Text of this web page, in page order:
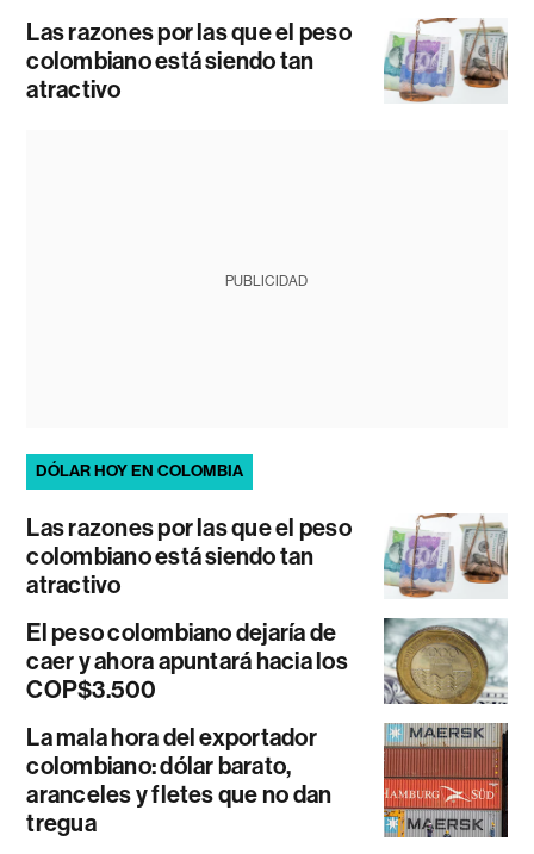
Las razones por las que el peso
colombiano está siendo tan
atractivo
PUBLICIDAD
DÓLAR HOY EN COLOMBIA
Las razones por las que el peso
colombiano está siendo tan
atractivo
El peso colombiano dejaría de
caer y ahora apuntará hacia los
COP$3.500
La mala hora del exportador
colombiano: dólar barato,
aranceles y fletes que no dan
tregua